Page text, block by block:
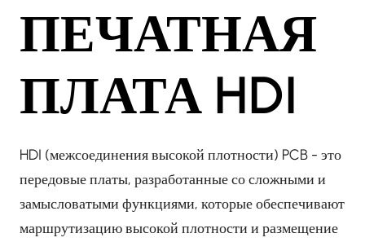
ПЕЧАТНАЯ
ПЛАТА HDI
HDI (межсоединения высокой плотности) PCB - это
передовые платы, разработанные со сложными и
замысловатыми функциями, которые обеспечивают
маршрутизацию высокой плотности и размещение